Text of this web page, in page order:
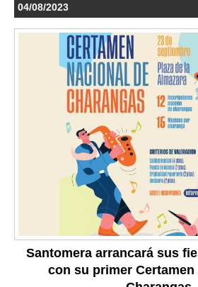
04/08/2023
Santomera arrancará sus
con su primer Certamen